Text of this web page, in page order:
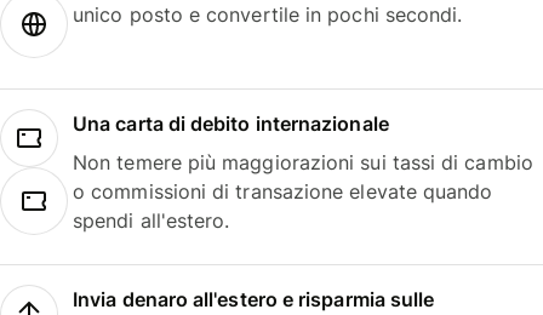
unico posto e convertile in pochi secondi.
Una carta di debito internazionale
Non temere più maggiorazioni sui tassi di cambio
o commissioni di transazione elevate quando
spendi all'estero.
Invia denaro all'estero e risparmia sulle